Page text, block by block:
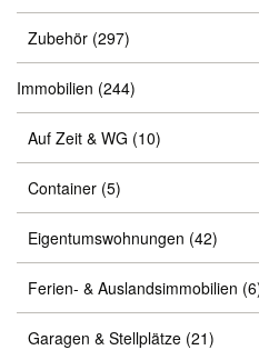
Zubehör (297)
Immobilien (244)
Auf Zeit & WG (10)
Container (5)
Eigentumswohnungen (42)
Ferien- & Auslandsimmobilien
Garagen & Stellplätze (21)